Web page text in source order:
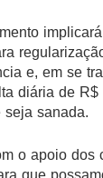
e, em se
diária de
seja sanada.
o apoio dos
que